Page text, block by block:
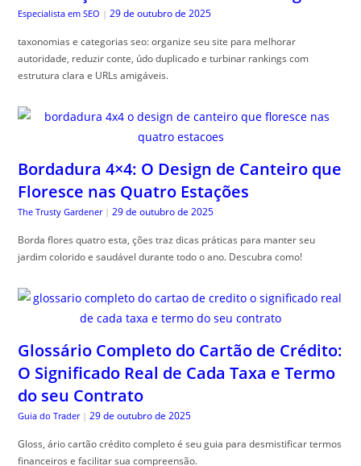
Especialista em SEO | 29 de outubro de 2025
taxonomias e categorias seo: organize seu site para melhorar
autoridade, reduzir conte, údo duplicado e turbinar rankings com
estrutura clara e URLs amigáveis.
Bordadura 4×4: O Design de Canteiro que
Floresce nas Quatro Estações
The Trusty Gardener | 29 de outubro de 2025
Borda flores quatro esta, ções traz dicas práticas para manter seu
jardim colorido e saudável durante todo o ano. Descubra como!
Glossário Completo do Cartão de Crédito:
O Significado Real de Cada Taxa e Termo
do seu Contrato
Guia do Trader | 29 de outubro de 2025
Gloss, ário cartão crédito completo é seu guia para desmistificar termos
financeiros e facilitar sua compreensão.